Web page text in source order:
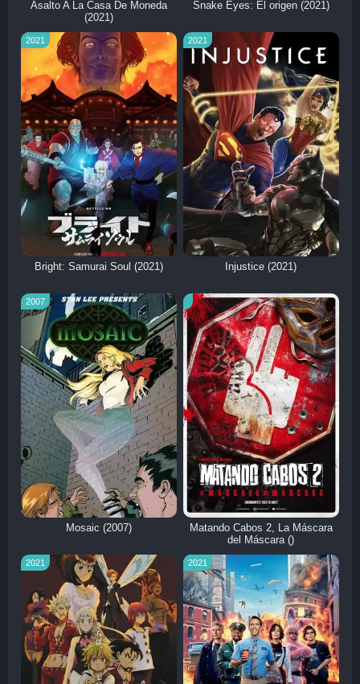
Asalto A La Casa De Moneda
(2021)
Snake Eyes: El origen (2021)
2021
Bright: Samurai Soul (2021)
2021
Injustice (2021)
2007
Mosaic (2007)
Matando Cabos 2, La Máscara
del Máscara ()
2021 2021